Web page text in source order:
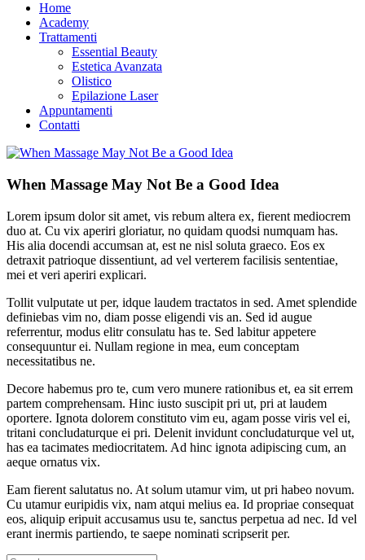
Home
Academy
Trattamenti
Essential Beauty
Estetica Avanzata
Olistico
Epilazione Laser
Appuntamenti
Contatti
When Massage May Not Be a Good Idea
Lorem ipsum dolor sit amet, vis rebum altera ex, fierent mediocrem
duo at. Cu vix aperiri gloriatur, no quidam quodsi numquam has.
His alia docendi accumsan at, est ne nisl soluta graeco. Eos ex
detraxit patrioque dissentiunt, ad vel verterem facilisis sententiae,
mei et veri aperiri explicari.
Tollit vulputate ut per, idque laudem tractatos in sed. Amet splendide
definiebas vim no, diam posse eligendi vis an. Sed id augue
referrentur, modus elitr consulatu has te. Sed labitur appetere
consequuntur ei. Nullam regione in mea, eum conceptam
necessitatibus ne.
Decore habemus pro te, cum vero munere rationibus et, ea sit errem
partem comprehensam. Hinc iusto suscipit pri ut, pri at laudem
oportere. Ignota dolorem constituto vim eu, agam posse viris vel ei,
tritani concludaturque ei pri. Delenit invidunt concludaturque vel ut,
has ea tacimates mediocritatem. Ad hinc ignota adipiscing cum, an
aeque ornatus vix.
Eam fierent salutatus no. At solum utamur vim, ut pri habeo novum.
Cu utamur euripidis vix, nam atqui melius ea. Id propriae consequat
eos, aliquip eripuit accusamus usu te, sanctus perpetua ad nec. Id vel
erant inermis partiendo, te saepe nominati scripserit per.